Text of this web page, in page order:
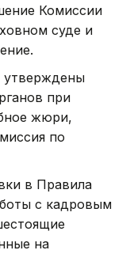
Комиссии
суде и
утверждены
при
жюри,
по
в Правила
с кадровым
на